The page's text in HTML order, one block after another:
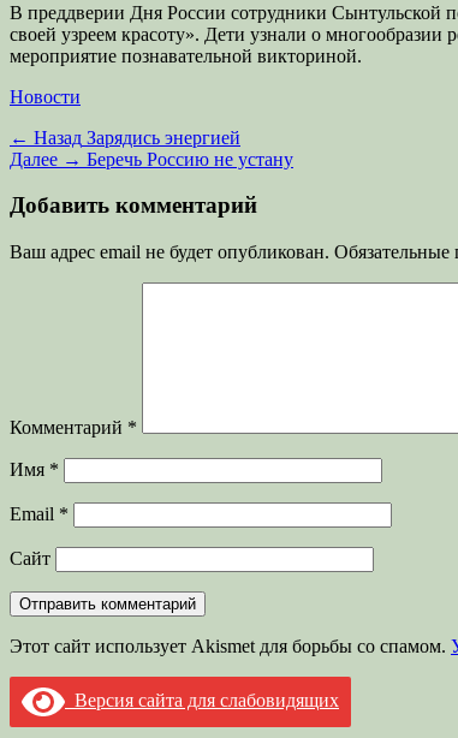
В преддверии Дня России сотрудники Сынтульской
своей узреем красоту». Дети узнали о
мероприятие познавательной викториной.
Категории
Новости
Навигация
по
записям
← Назад Предыдущая
запись:
Зарядись энергией
Далее → Следующая
Беречь Россию не устану
Добавить комментарий
Ваш адрес email не будет опубликован.
Комментарий *
Имя *
Email *
Сайт
Этот сайт использует Akismet для борьбы со спамом.
Версия сайта для слабовидящих